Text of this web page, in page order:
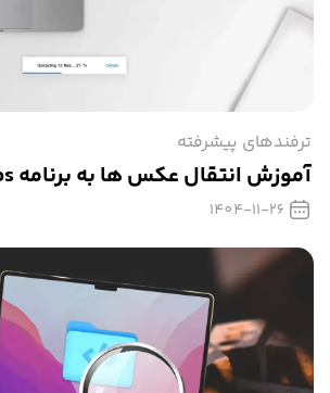
ترفندهای پیشرفته
آموزش انتقال عکس ها به برنامه Photos در مک
1404-11-26